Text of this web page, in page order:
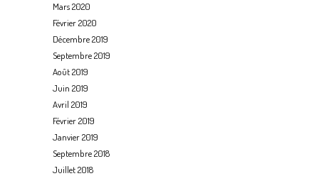
Mars 2020
Février 2020
Décembre 2019
Septembre 2019
Août 2019
Juin 2019
Avril 2019
Février 2019
Janvier 2019
Septembre 2018
Juillet 2018